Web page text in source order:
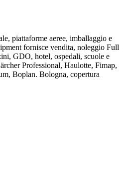
piattaforme aeree, imballaggio e
fornisce vendita, noleggio Full
GDO, hotel, ospedali, scuole e
Professional, Haulotte, Fimap,
Boplan. Bologna, copertura